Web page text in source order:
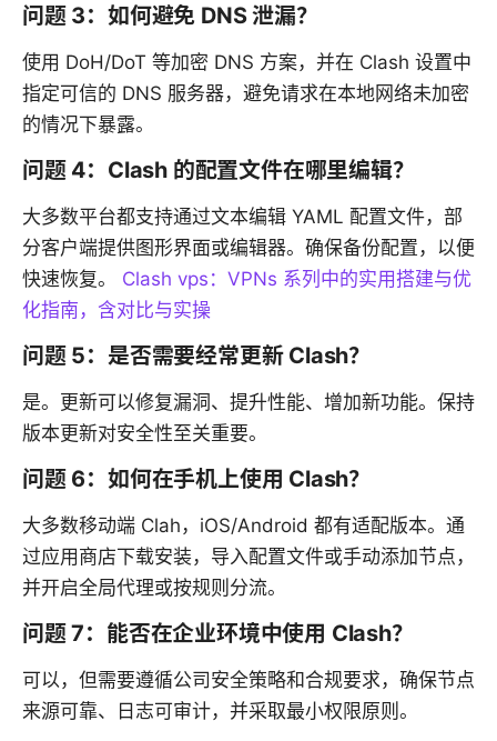
问题 3：如何避免 DNS 泄漏？
使用 DoH/DoT 等加密 DNS 方案，并在 Clash 设置中
指定可信的 DNS 服务器，避免请求在本地网络未加密
的情况下暴露。
问题 4：Clash 的配置文件在哪里编辑？
大多数平台都支持通过文本编辑 YAML 配置文件，部
分客户端提供图形界面或编辑器。确保备份配置，以便
快速恢复。 Clash vps：VPNs 系列中的实用搭建与优
化指南，含对比与实操
问题 5：是否需要经常更新 Clash？
是。更新可以修复漏洞、提升性能、增加新功能。保持
版本更新对安全性至关重要。
问题 6：如何在手机上使用 Clash？
大多数移动端 Clah，iOS/Android 都有适配版本。通
过应用商店下载安装，导入配置文件或手动添加节点，
并开启全局代理或按规则分流。
问题 7：能否在企业环境中使用 Clash？
可以，但需要遵循公司安全策略和合规要求，确保节点
来源可靠、日志可审计，并采取最小权限原则。